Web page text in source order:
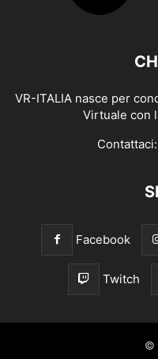
VR-ITALIA nasce per
Virtuale con
Contattaci:
Facebook
Twitch
©